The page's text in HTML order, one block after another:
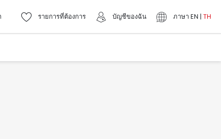
รายการที่ต้องการ บัญชีของฉัน ภาษา EN | TH